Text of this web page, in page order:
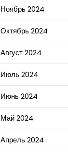
Ноябрь 2024
Октябрь 2024
Август 2024
Июль 2024
Июнь 2024
Май 2024
Апрель 2024